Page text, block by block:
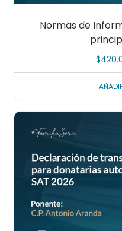
Normas de
$